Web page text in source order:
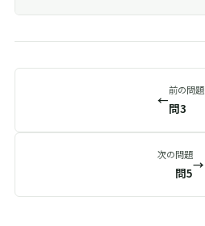
←
前の問題
問3
次の問題
問5
→